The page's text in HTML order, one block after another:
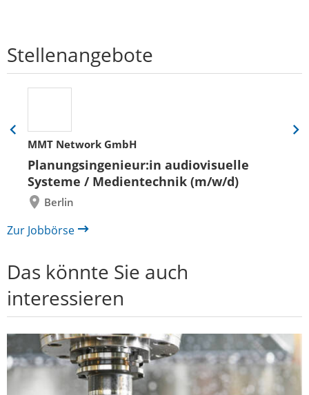
Stellenangebote
MMT Network GmbH
Planungsingenieur:in audiovisuelle
Systeme / Medientechnik (m/w/d)
Berlin
Eine
Folie
zurück
Eine
Zur Jobbörse
Das könnte Sie auch
interessieren